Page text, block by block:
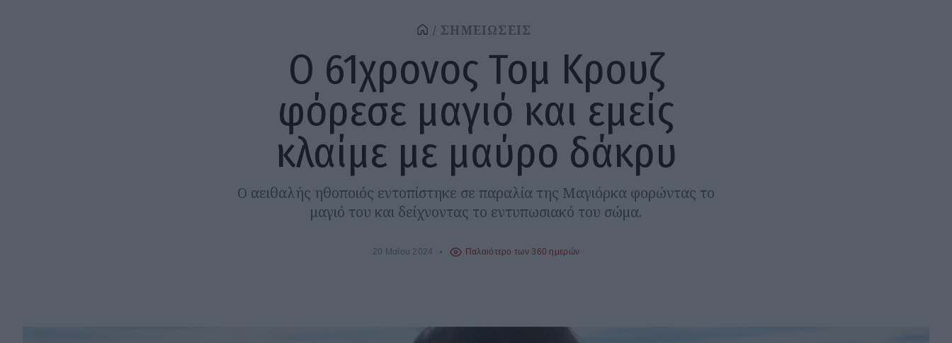
ΣΗΜΕΙΩΣΕΙΣ
Ο 61χρονος Τομ Κρουζ
φόρεσε μαγιό και εμείς
κλαίμε με μαύρο δάκρυ
Ο αειθαλής ηθοποιός εντοπίστηκε σε παραλία της Μαγιόρκα φορώντας το
μαγιό του και δείχνοντας το εντυπωσιακό του σώμα.
20 Μαΐου 2024 Παλαιότερο των 360 ημερών